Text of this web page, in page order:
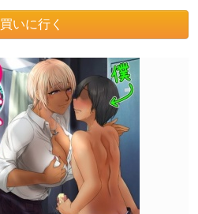
買いに行く